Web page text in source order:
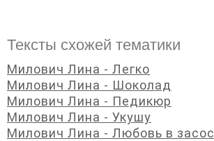
Тексты схожей тематики
Милович Лина - Легко
Милович Лина - Шоколад
Милович Лина - Педикюр
Милович Лина - Укушу
Милович Лина - Любовь в засос